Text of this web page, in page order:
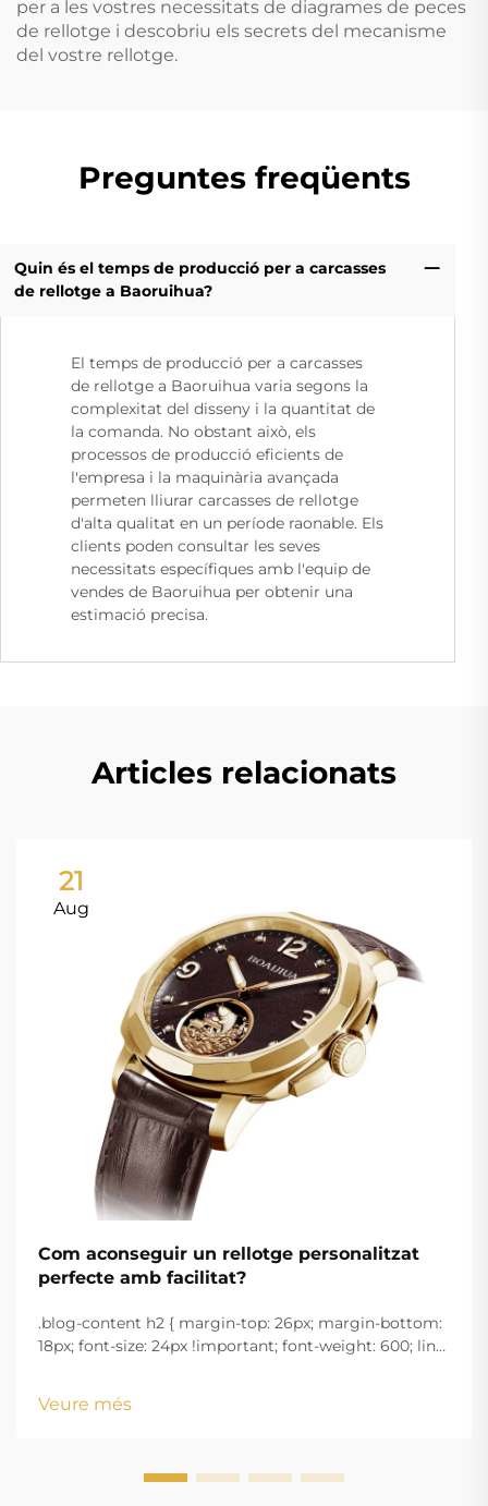
per a les vostres necessitats de diagrames de peces
de rellotge i descobriu els secrets del mecanisme
del vostre rellotge.
Preguntes freqüents
Quin és el temps de producció per a carcasses
de rellotge a Baoruihua?
El temps de producció per a carcasses
de rellotge a Baoruihua varia segons la
complexitat del disseny i la quantitat de
la comanda. No obstant això, els
processos de producció eficients de
l'empresa i la maquinària avançada
permeten lliurar carcasses de rellotge
d'alta qualitat en un període raonable. Els
clients poden consultar les seves
necessitats específiques amb l'equip de
vendes de Baoruihua per obtenir una
estimació precisa.
Articles relacionats
21
Aug
Com aconseguir un rellotge personalitzat
perfecte amb facilitat?
.blog-content h2 { margin-top: 26px; margin-bottom:
18px; font-size: 24px !important; font-weight: 600; line-
w...
Veure més